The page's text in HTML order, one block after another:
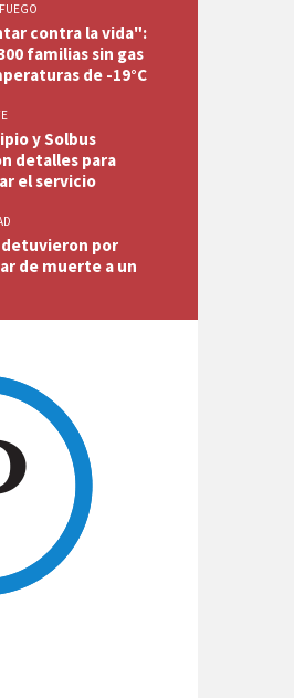
contra la vida":
familias sin gas
de -19°C
y Solbus
detalles para
el servicio
detuvieron por
de muerte a un